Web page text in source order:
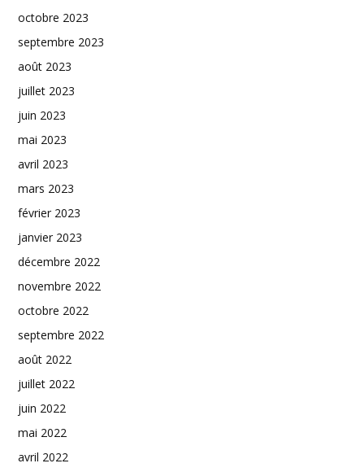
octobre 2023
septembre 2023
août 2023
juillet 2023
juin 2023
mai 2023
avril 2023
mars 2023
février 2023
janvier 2023
décembre 2022
novembre 2022
octobre 2022
septembre 2022
août 2022
juillet 2022
juin 2022
mai 2022
avril 2022